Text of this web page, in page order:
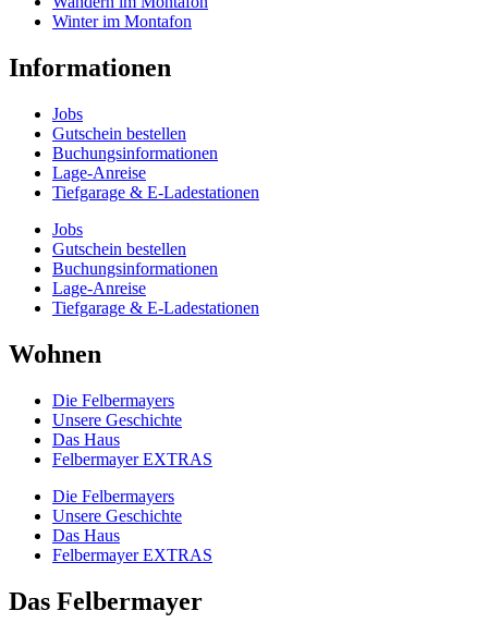
Winter im Montafon
Informationen
Jobs
Gutschein bestellen
Buchungs­informationen
Lage-Anreise
Tiefgarage & E-Ladestationen
Jobs
Gutschein bestellen
Buchungs­informationen
Lage-Anreise
Tiefgarage & E-Ladestationen
Wohnen
Die Felbermayers
Unsere Geschichte
Das Haus
Felbermayer EXTRAS
Die Felbermayers
Unsere Geschichte
Das Haus
Felbermayer EXTRAS
Das Felbermayer